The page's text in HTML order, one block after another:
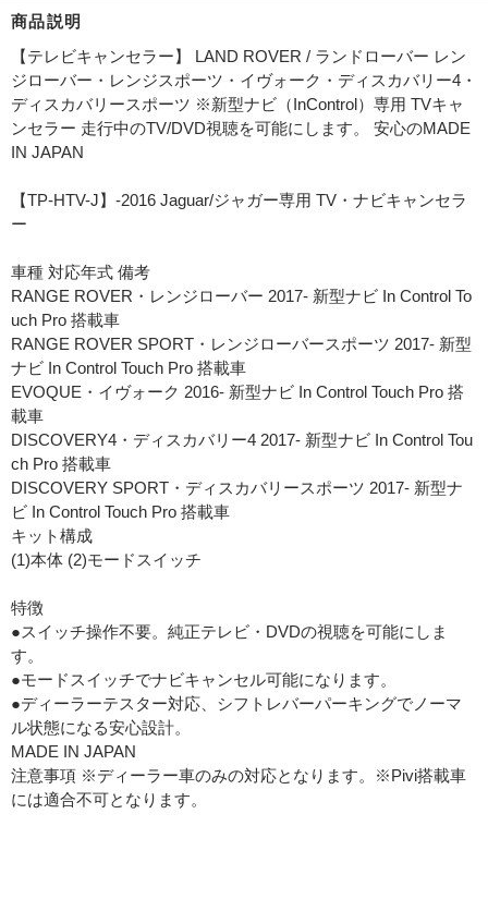
商品説明
【テレビキャンセラー】 LAND ROVER / ランドローバー レン
ジローバー・レンジスポーツ・イヴォーク・ディスカバリー4・
ディスカバリースポーツ ※新型ナビ（InControl）専用 TVキャ
ンセラー 走行中のTV/DVD視聴を可能にします。 安心のMADE
IN JAPAN
【TP-HTV-J】-2016 Jaguar/ジャガー専用 TV・ナビキャンセラ
ー
車種 対応年式 備考
RANGE ROVER・レンジローバー 2017- 新型ナビ In Control To
uch Pro 搭載車
RANGE ROVER SPORT・レンジローバースポーツ 2017- 新型
ナビ In Control Touch Pro 搭載車
EVOQUE・イヴォーク 2016- 新型ナビ In Control Touch Pro 搭
載車
DISCOVERY4・ディスカバリー4 2017- 新型ナビ In Control Tou
ch Pro 搭載車
DISCOVERY SPORT・ディスカバリースポーツ 2017- 新型ナ
ビ In Control Touch Pro 搭載車
キット構成
(1)本体 (2)モードスイッチ
特徴
●スイッチ操作不要。純正テレビ・DVDの視聴を可能にしま
す。
●モードスイッチでナビキャンセル可能になります。
●ディーラーテスター対応、シフトレバーパーキングでノーマ
ル状態になる安心設計。
MADE IN JAPAN
注意事項 ※ディーラー車のみの対応となります。※Pivi搭載車
には適合不可となります。